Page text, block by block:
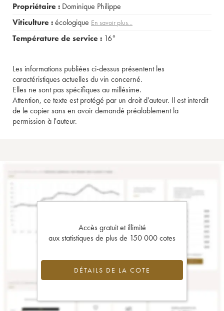
Propriétaire : Dominique Philippe
Viticulture :écologique En savoir plus...
Température de service : 16°
Les informations publiées ci-dessus présentent les
caractéristiques actuelles du vin concerné.
Elles ne sont pas spécifiques au millésime.
Attention, ce texte est protégé par un droit d'auteur. Il est interdit
de le copier sans en avoir demandé préalablement la
permission à l'auteur.
Accès gratuit et illimité
aux statistiques de plus de 150 000 cotes
DÉTAILS DE LA COTE